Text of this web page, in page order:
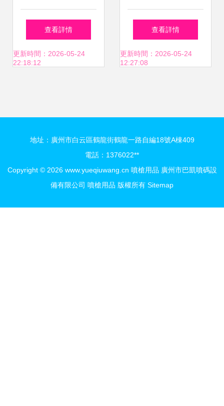
百麗高壓便攜洗車
水槍套裝全解析
查看詳情
更新時間：2026-05-24
22:18:12
炭專用噴槍打火機
香道文化中的精妙
查看詳情
更新時間：2026-05-24
12:27:08
地址：廣州市白云區鶴龍街鶴龍一路自編18號A棟409
電話：1376022**
Copyright © 2026 www.yueqiuwang.cn 噴槍用品 廣州市巴凱噴碼設
備有限公司 噴槍用品 版權所有 Sitemap